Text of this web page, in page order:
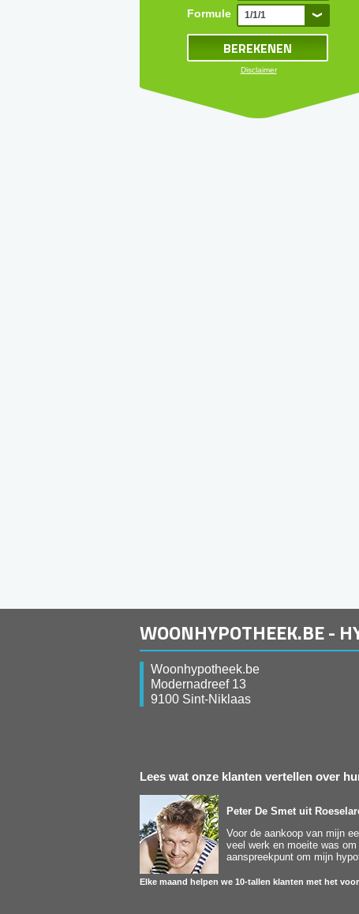
Formule 1/1/1
Disclaimer
WOONHYPOTHEEK.BE -
Woonhypotheek.be
Modernadreef 13
9100 Sint-Niklaas
Lees wat onze klanten vertellen over
Peter De Smet uit
Voor de aankoop van mijn
veel werk en moeite was
aanspreekpunt om mijn
Elke maand helpen we 10-tallen klanten met het